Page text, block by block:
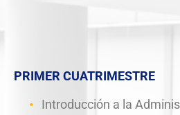
PRIMER CUATRIMESTRE
Introducción a la